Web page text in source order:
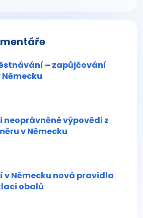
– zapůjčování
neoprávněné výpovědi z
v Německu
v Německu nová pravidla
obalů